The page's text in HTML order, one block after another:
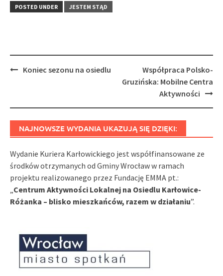
POSTED UNDER JESTEM STĄD
PostKoniec sezonu na osiedlu
Współpraca Polsko-
Gruzińska: Mobilne Centra
Aktywności
NAJNOWSZE WYDANIA UKAZUJĄ SIĘ DZIĘKI:
Wydanie Kuriera Karłowickiego jest współfinansowane ze
środków otrzymanych od Gminy Wrocław w ramach
projektu realizowanego przez Fundację EMMA pt.:
„Centrum Aktywności Lokalnej na Osiedlu Karłowice-
Różanka – blisko mieszkańców, razem w działaniu”.